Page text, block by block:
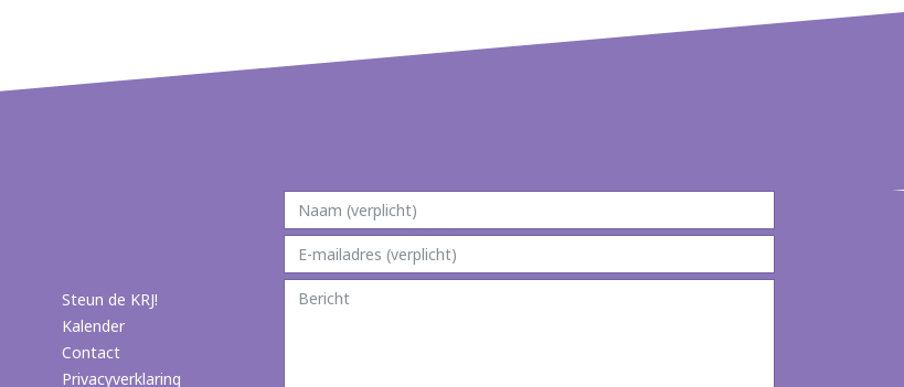
Steun de KRJ!
Kalender
Contact
Privacyverklaring